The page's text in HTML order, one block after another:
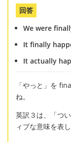
回答
We were
It finally
It actually
「やっと」を
ね。
英訳３は、「つ
ィブな意味を表し